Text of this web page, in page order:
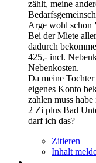
zählt, meine
Arge wohl schon
Bei der Miete
dadurch
425,- incl.
Nebenkosten.
Da meine
eigenes Konto
zahlen muss
2 Zi plus Bad
darf ich das?
Zitieren
Inhalt